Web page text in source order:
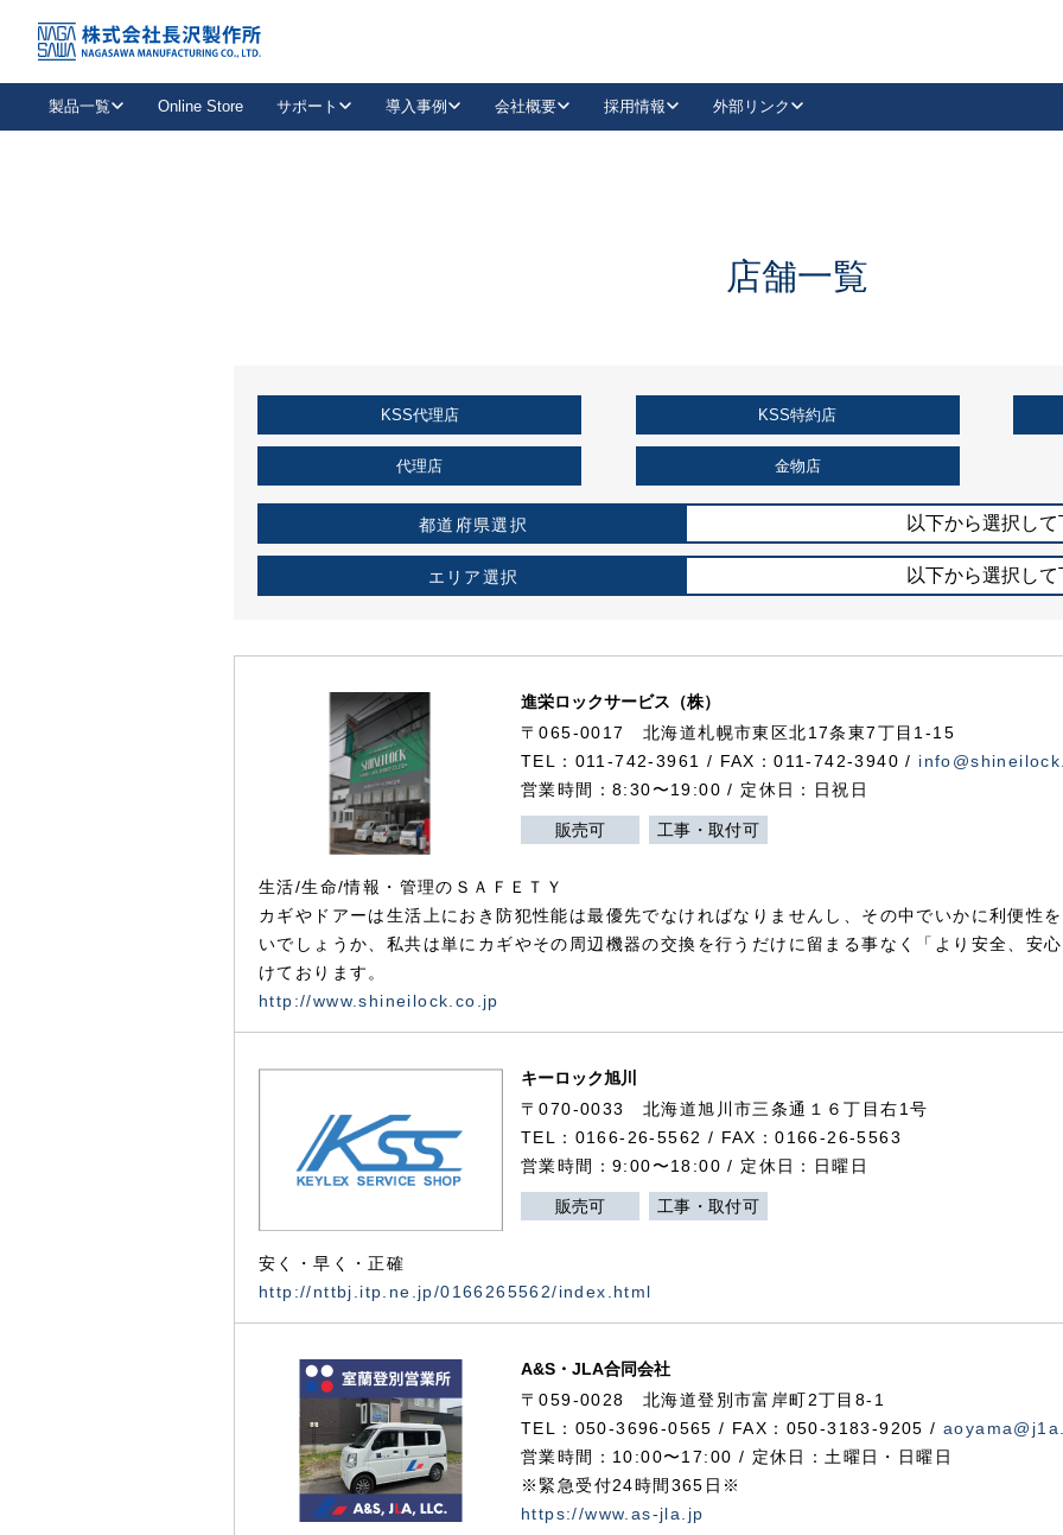
製品一覧
抗ウイルス・抗菌製品
キーレックスを品番からお探しいただけます。
Online Store サポート
取扱店情報
お役立ち情報
導入事例
企業様採用事例
会社概要 採用情報 外部リンク
LinkedIn
KSS加盟店・取扱店情報
店舗一覧
店舗一覧
KSS代理店 KSS特約店
代理店 金物店
都道府県選択 以下から選択し
エリア選択 以下から選択し
進栄ロックサービス（株）
〒065-0017 北海道札幌市東区北17条東7丁目1-15
TEL：011-742-3961 / FAX：011-742-3940 /
営業時間：8:30〜19:00 / 定休日：日祝日
販売可 工事・取付可
生活/生命/情報・管理のＳＡＦＥＴＹ
カギやドアーは生活上におき防犯性能は最優先でなければなりませんし、その中でいかに利便性
いでしょうか、私共は単にカギやその周辺機器の交換を行うだけに留まる事なく「より安全、安
けております。
http://www.shineilock.co.jp
キーロック旭川
〒070-0033 北海道旭川市三条通１６丁目右1号
TEL：0166-26-5562 / FAX：0166-26-5563
営業時間：9:00〜18:00 / 定休日：日曜日
販売可 工事・取付可
安く・早く・正確
http://nttbj.itp.ne.jp/0166265562/index.html
A&S・JLA合同会社
〒059-0028北海道登別市富岸町2丁目 8-1
TEL：050-3696-0565 / FAX：050-3183-9205 /
営業時間：10:00〜17:00 / 定休日：土曜日・日曜日
※緊急受付24時間365日※
https://www.as-jla.jp